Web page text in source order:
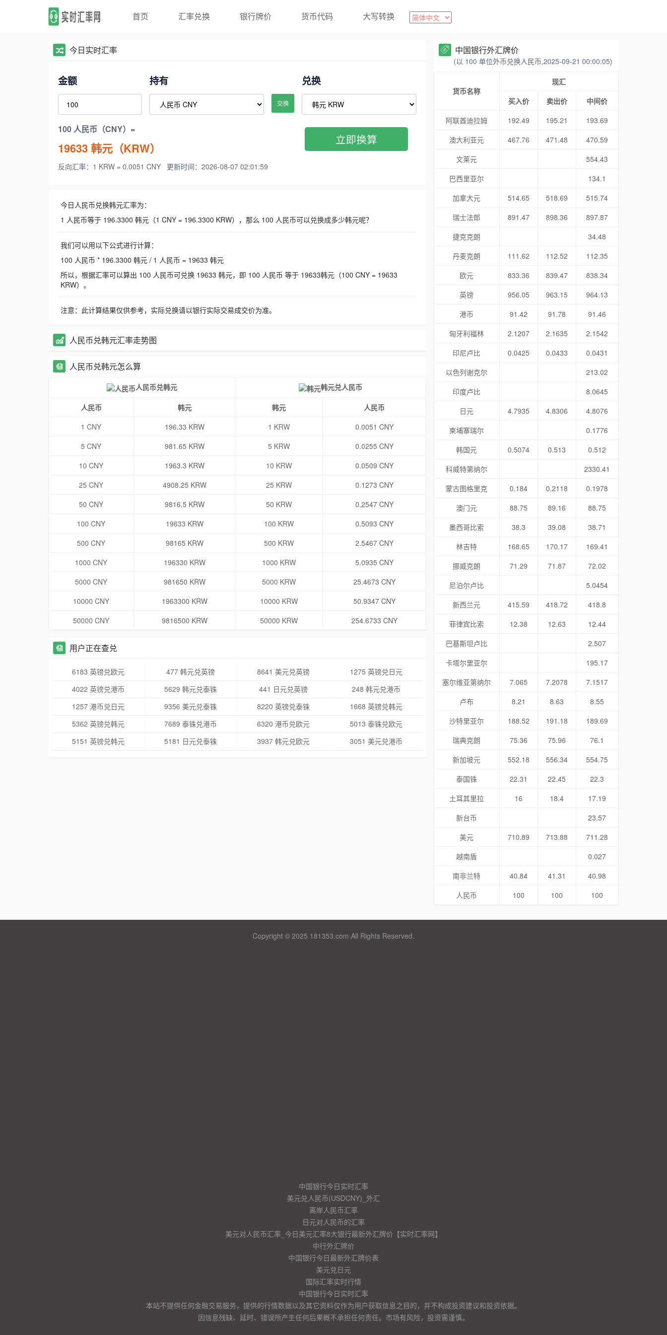
首页 汇率兑换 银行牌价 货币代码 大写转换
今日实时汇率
金额 持有
交换
兑换
100 人民币（CNY）=
19633韩元（KRW）
反向汇率：1 KRW = 0.0051 CNY 更新时间：2026-08-07 02:01:59
立即换算
今日人民币兑换韩元汇率为：
1 人民币等于 196.3300 韩元（1 CNY = 196.3300 KRW），那么 100 人民币可以兑换成多少韩元呢？
我们可以用以下公式进行计算：
100 人民币 * 196.3300 韩元 / 1 人民币 = 19633 韩元
所以，根据汇率可以算出 100 人民币可兑换 19633 韩元，即 100 人民币 等于 19633韩元（100 CNY = 19633
KRW）。
注意：此计算结果仅供参考，实际兑换请以银行实际交易成交价为准。
人民币兑韩元汇率走势图
人民币兑韩元怎么算
人民币兑韩元 韩元兑人民币
人民币 韩元 韩元
人民币
1 CNY
196.33 KRW 1 KRW
0.0051 CNY
5 CNY
981.65 KRW 5 KRW
0.0255 CNY
10 CNY
1963.3 KRW 10 KRW
0.0509 CNY
25 CNY
4908.25 KRW 25 KRW
0.1273 CNY
50 CNY
9816.5 KRW 50 KRW
0.2547 CNY
100 CNY
19633 KRW 100 KRW
0.5093 CNY
500 CNY
98165 KRW 500 KRW
2.5467 CNY
1000 CNY
196330 KRW 1000 KRW
5.0935 CNY
5000 CNY
981650 KRW 5000 KRW
25.4673 CNY
10000 CNY
1963300 KRW 10000 KRW
50.9347 CNY
50000 CNY
9816500 KRW 50000 KRW 254.6733 CNY
用户正在查兑
6183 英镑兑欧元 477 韩元兑英镑 8641 美元兑英镑
1275 英镑兑日元
4022 英镑兑港币
5629 韩元兑泰铢 441 日元兑英镑
248 韩元兑港币
1257 港币兑日元
9356 美元兑泰铢 8220 英镑兑泰铢
1668 英镑兑韩元
5362 英镑兑韩元
7689 泰铢兑港币 6320 港币兑欧元
5013 泰铢兑欧元
5151 英镑兑韩元
5181 日元兑泰铢 3937 韩元兑欧元 3051 美元兑港币
中国银行外汇牌价
(以 100 单位外币兑换人民币,2025-09-21 00:00:05)
货币名称
现汇
买入价
卖出价
中间价
阿联酋迪拉姆
192.49 195.21
193.69
澳大利亚元
467.76 471.48
470.59
文莱元
554.43
巴西里亚尔
134.1
加拿大元
514.65 518.69
515.74
瑞士法郎
891.47 898.36
897.87
捷克克朗
34.48
丹麦克朗
111.62 112.52
112.35
欧元
833.36 839.47
838.34
英镑
956.05 963.15
964.13
港币
91.42 91.78
91.46
匈牙利福林
2.1207 2.1635
2.1542
印尼卢比
0.0425 0.0433
0.0431
以色列谢克尔
213.02
印度卢比
8.0645
日元
4.7935 4.8306
4.8076
柬埔寨瑞尔
0.1776
韩国元
0.5074 0.513
0.512
科威特第纳尔
2330.41
蒙古图格里克
0.184 0.2118
0.1978
澳门元
88.75 89.16
88.75
墨西哥比索
38.3 39.08
38.71
林吉特
168.65 170.17
169.41
挪威克朗
71.29 71.87
72.02
尼泊尔卢比
5.0454
新西兰元
415.59 418.72
418.8
菲律宾比索
12.38 12.63
12.44
巴基斯坦卢比
2.507
卡塔尔里亚尔
195.17
塞尔维亚第纳尔
7.065 7.2078
7.1517
卢布
8.21 8.63
8.55
沙特里亚尔
188.52 191.18
189.69
瑞典克朗
75.36 75.96
76.1
新加坡元
552.18 556.34
554.75
泰国铢
22.31 22.45
22.3
土耳其里拉
16 18.4
17.19
新台币
23.57
美元
710.89 713.88
711.28
越南盾
0.027
南非兰特
40.84 41.31
40.98
人民币
100 100 100
Copyright © 2025 181353.com All Rights Reserved.
中国银行今日实时汇率
美元兑人民币(USDCNY)_外汇
离岸人民币汇率
日元对人民币的汇率
美元对人民币汇率_今日美元汇率8大银行最新外汇牌价【实时汇率网】
中行外汇牌价
中国银行今日最新外汇牌价表
美元兑日元
国际汇率实时行情
中国银行今日实时汇率
本站不提供任何金融交易服务，提供的行情数据以及其它资料仅作为用户获取信息之目的，并不构成投资建议和投资依据。
因信息残缺、延时、错误所产生任何后果概不承担任何责任。市场有风险，投资需谨慎。